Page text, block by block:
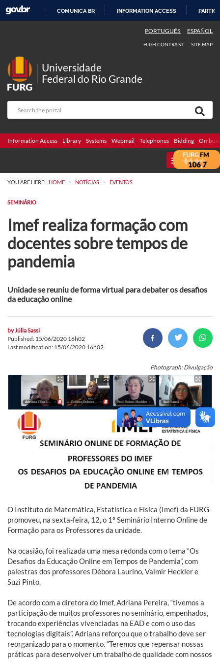
COMUNICA BR INFORMATION ACCESS
PORTUGUÊS ESPAÑOL
HIGH CONTRAST SITE MAP
Universidade
Federal do Rio Grande
Information Access Library Systems Webmail Telephones Bidding
MENU
YOU ARE HERE: HOME > NOTÍCIAS > EVENTOS
SEMINÁRIO
Imef realiza formação com
docentes sobre tempos de
pandemia
Unidade se reuniu de forma virtual para debater os desafios
da educação online
byJúlia Sassi
Published: 15/06/2020 16h02
Last modification: 15/06/2020 16h02
Photograph: Divulgação
O Instituto de Matemática, Estatística e Física (Imef) da FURG
promoveu, na sexta-feira, 12, o 1º Seminário Interno Online de
Formação para os Professores da unidade.
Na ocasião, foi realizada uma mesa redonda com o tema “Os
Desafios da Educação Online em Tempos de Pandemia”, com
palestras dos professores Débora Laurino, Valmir Heckler e
Suzi Pinto.
De acordo com a diretora do Imef, Adriana Pereira, “tivemos a
participação de muitos professores no seminário, empenhados,
trocando experiências vivenciadas na EAD e com o uso das
tecnologias digitais”. Adriana reforçou que o trabalho deve ser
reorganizado para o momento. “Teremos que repensar nossas
práticas para desenvolver um trabalho de qualidade com nossos